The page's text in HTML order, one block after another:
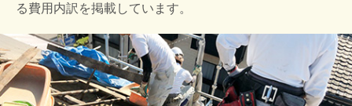
る費用内訳を掲載しています。